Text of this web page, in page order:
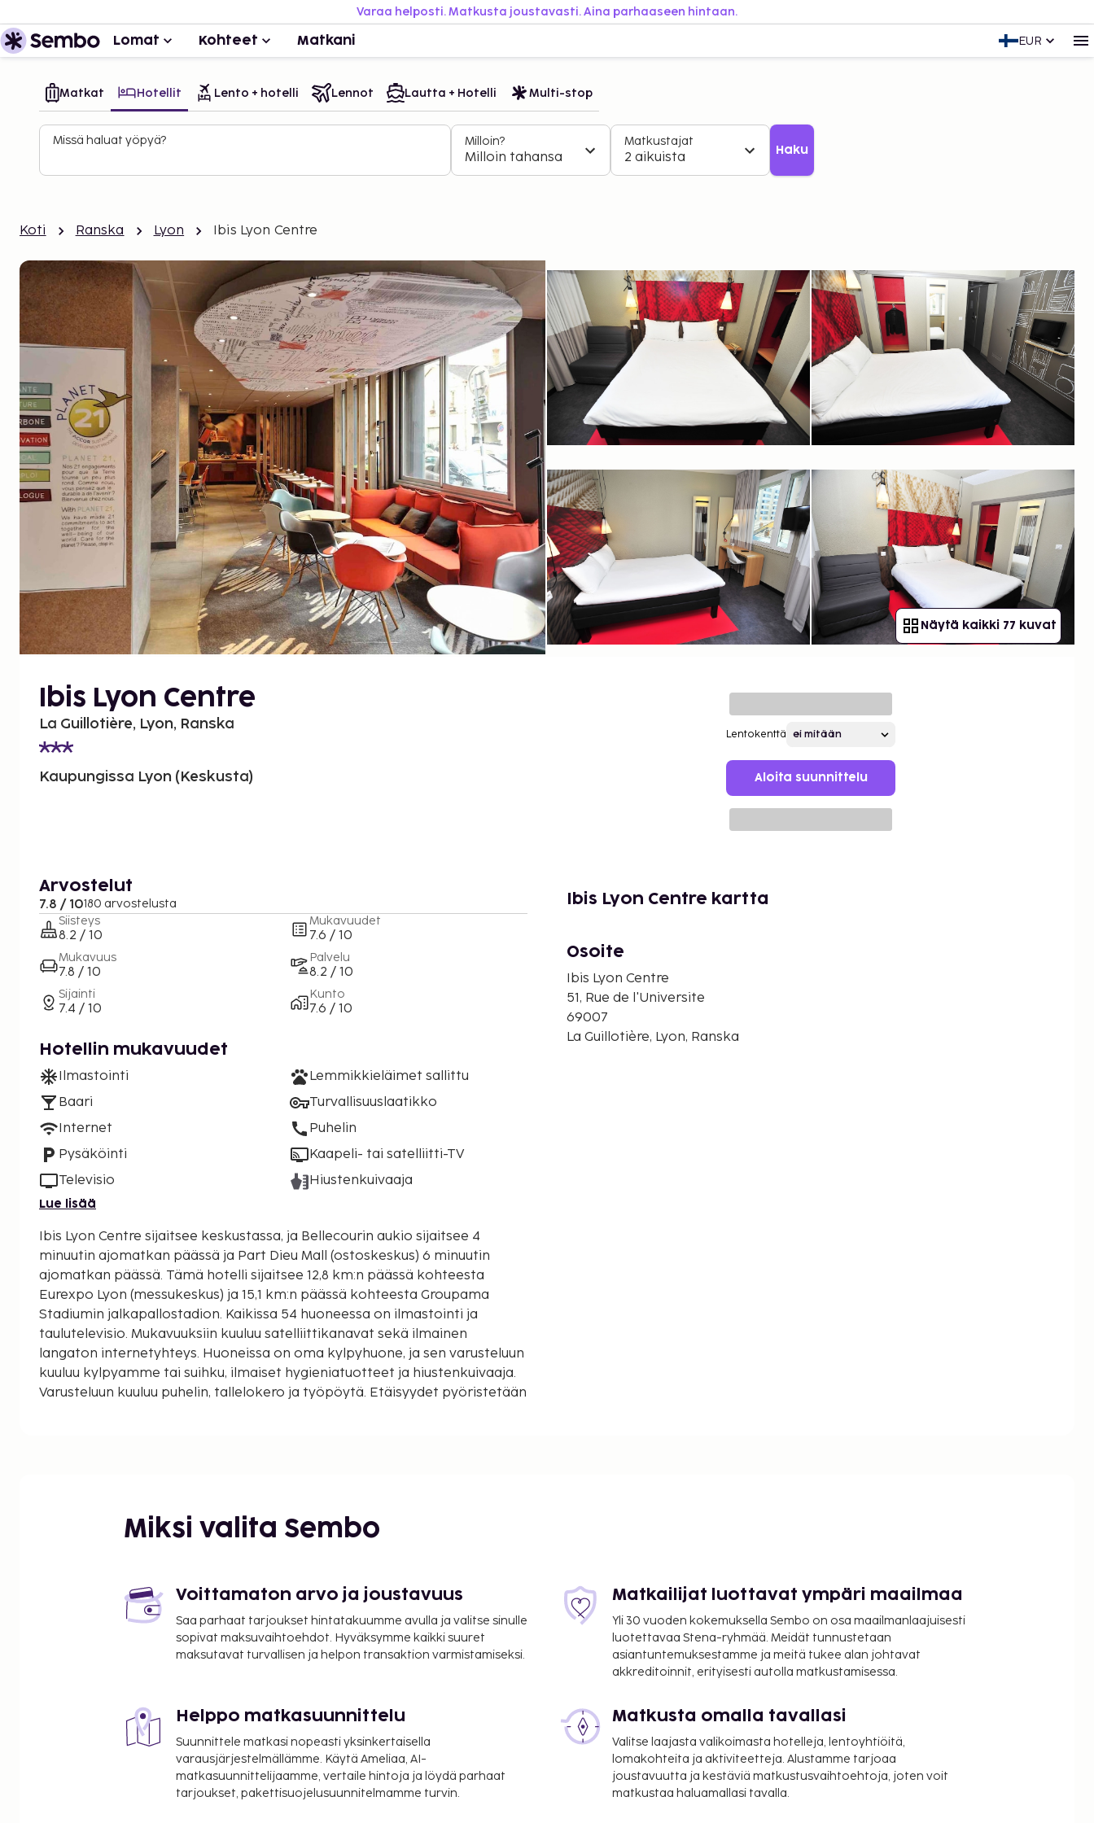
Varaa helposti. Matkusta joustavasti. Aina parhaaseen hintaan.
Lomat Kohteet Matkani EUR
Matkat Hotellit Lento + hotelli Lennot Lautta + Hotelli Multi-stop
Missä haluat yöpyä? Milloin?
Milloin tahansa
Matkustajat
2 aikuista Haku
Koti Ranska Lyon Ibis Lyon Centre
Näytä kaikki 77 kuvat
Ibis Lyon Centre
La Guillotière, Lyon, Ranska
Kaupungissa Lyon (Keskusta)
Lentokenttä
Aloita suunnittelu
Arvostelut
7.8 / 10180 arvostelusta
Siisteys
8.2 / 10
Mukavuus
7.8 / 10
Sijainti
7.4 / 10
Mukavuudet
7.6 / 10
Palvelu
8.2 / 10
Kunto
7.6 / 10
Hotellin mukavuudet
Ilmastointi
Baari
Internet
Pysäköinti
Televisio
Lemmikkieläimet sallittu
Turvallisuuslaatikko
Puhelin
Kaapeli- tai satelliitti-TV
Hiustenkuivaaja
Lue lisää
Ibis Lyon Centre sijaitsee keskustassa, ja Bellecourin aukio sijaitsee 4
minuutin ajomatkan päässä ja Part Dieu Mall (ostoskeskus) 6 minuutin
ajomatkan päässä. Tämä hotelli sijaitsee 12,8 km:n päässä kohteesta
Eurexpo Lyon (messukeskus) ja 15,1 km:n päässä kohteesta Groupama
Stadiumin jalkapallostadion. Kaikissa 54 huoneessa on ilmastointi ja
taulutelevisio. Mukavuuksiin kuuluu satelliittikanavat sekä ilmainen
langaton internetyhteys. Huoneissa on oma kylpyhuone, ja sen varusteluun
kuuluu kylpyamme tai suihku, ilmaiset hygieniatuotteet ja hiustenkuivaaja.
Varusteluun kuuluu puhelin, tallelokero ja työpöytä. Etäisyydet pyöristetään
Tekstiilimuseo - 1,1 km / 0,7 mi
Bellecourin aukio - 1,4 km / 0,8 mi
Saint Martin d'Ainay'n luostari - 1,5 km / 1 mi
Place Carnot (aukio) - 1,6 km / 1 mi
Jean Moulin -yliopisto - 1,6 km / 1 mi
Ludvig XIV:n patsas - 1,6 km / 1 mi
Place des Jacobins - 1,8 km / 1,1 mi
Part Dieu Mall (ostoskeskus) - 1,9 km / 1,2 mi
Lähimmät lentokentät ovat:
Lyon (LYS-Saint-Exupery) - 36,1 km / 22,4 mi
Saint-Etienne (EBU-Saint-Etienne - Loiren kansainvälinen lentokenttä) -
Ibis Lyon Centre kartta
Osoite
Ibis Lyon Centre
51, Rue de l'Universite
69007
La Guillotière, Lyon, Ranska
Miksi valita Sembo
Voittamaton arvo ja joustavuus
Saa parhaat tarjoukset hintatakuumme avulla ja valitse sinulle
sopivat maksuvaihtoehdot. Hyväksymme kaikki suuret
maksutavat turvallisen ja helpon transaktion varmistamiseksi.
Matkailijat luottavat ympäri maailmaa
Yli 30 vuoden kokemuksella Sembo on osa maailmanlaajuisesti
luotettavaa Stena-ryhmää. Meidät tunnustetaan
asiantuntemuksestamme ja meitä tukee alan johtavat
akkreditoinnit, erityisesti autolla matkustamisessa.
Helppo matkasuunnittelu
Suunnittele matkasi nopeasti yksinkertaisella
varausjärjestelmällämme. Käytä Ameliaa, AI-
matkasuunnittelijaamme, vertaile hintoja ja löydä parhaat
tarjoukset, pakettisuojelusuunnitelmamme turvin.
Matkusta omalla tavallasi
Valitse laajasta valikoimasta hotelleja, lentoyhtiöitä,
lomakohteita ja aktiviteetteja. Alustamme tarjoaa
joustavuutta ja kestäviä matkustusvaihtoehtoja, joten voit
matkustaa haluamallasi tavalla.